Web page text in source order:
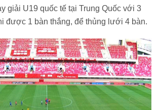
giải U19 quốc tế tại Trung Quốc với 3
được 1 bàn thắng, để thủng lưới 4 bàn.